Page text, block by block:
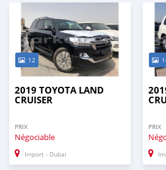
12
2019 TOYOTA LAND
CRUISER
PRIX
Négociable
Import - Dubai
PRIX